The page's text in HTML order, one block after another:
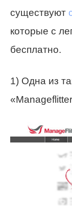
существуют
которые с
бесплатно.
1) Одна из